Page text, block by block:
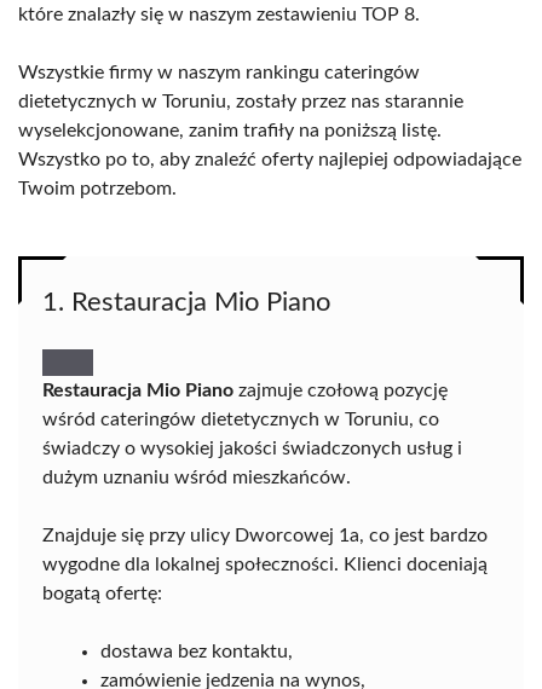
które znalazły się w naszym zestawieniu TOP 8.
Wszystkie firmy w naszym rankingu cateringów
dietetycznych w Toruniu, zostały przez nas starannie
wyselekcjonowane, zanim trafiły na poniższą listę.
Wszystko po to, aby znaleźć oferty najlepiej odpowiadające
Twoim potrzebom.
1. Restauracja Mio Piano
Restauracja Mio Piano zajmuje czołową pozycję
wśród cateringów dietetycznych w Toruniu, co
świadczy o wysokiej jakości świadczonych usług i
dużym uznaniu wśród mieszkańców.
Znajduje się przy ulicy Dworcowej 1a, co jest bardzo
wygodne dla lokalnej społeczności. Klienci doceniają
bogatą ofertę:
dostawa bez kontaktu,
zamówienie jedzenia na wynos,